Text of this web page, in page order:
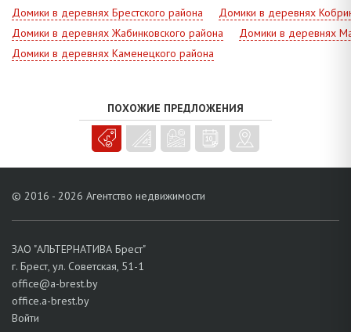
Домики в деревнях Брестского района
Домики в деревнях
Домики в деревнях Жабинковского района
Домики в деревнях
Домики в деревнях Каменецкого района
ПОХОЖИЕ ПРЕДЛОЖЕНИЯ
© 2016 - 2026 Агентство недвижимости
ЗАО "АЛЬТЕРНАТИВА Брест"
г. Брест, ул. Советская, 51-1
office@a-brest.by
office.a-brest.by
Войти